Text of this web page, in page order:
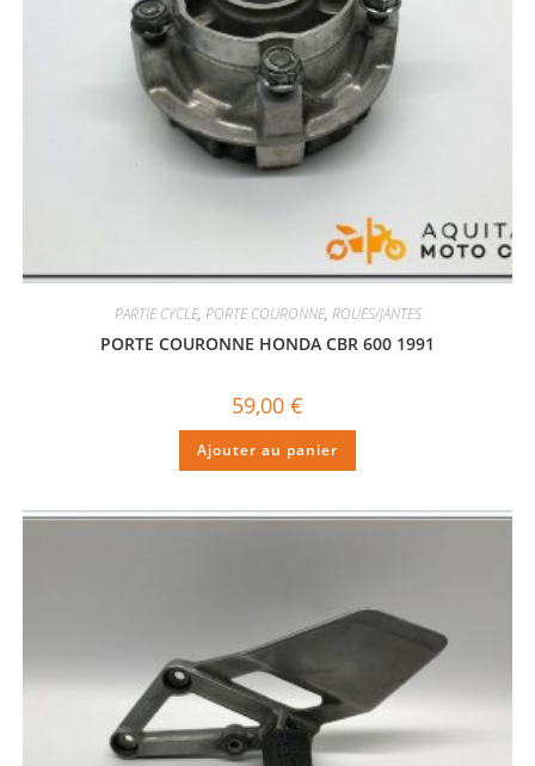
PARTIE CYCLE, PORTE COURONNE, ROUES/JANTES
PORTE COURONNE HONDA CBR 600 1991
59,00 €
Ajouter au panier